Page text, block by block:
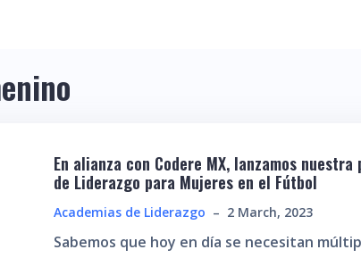
En alianza con Codere MX, lanzamos
de Liderazgo para Mujeres en el Fútbol
Academias de Liderazgo – 2 March, 2023
Sabemos que hoy en día se necesitan